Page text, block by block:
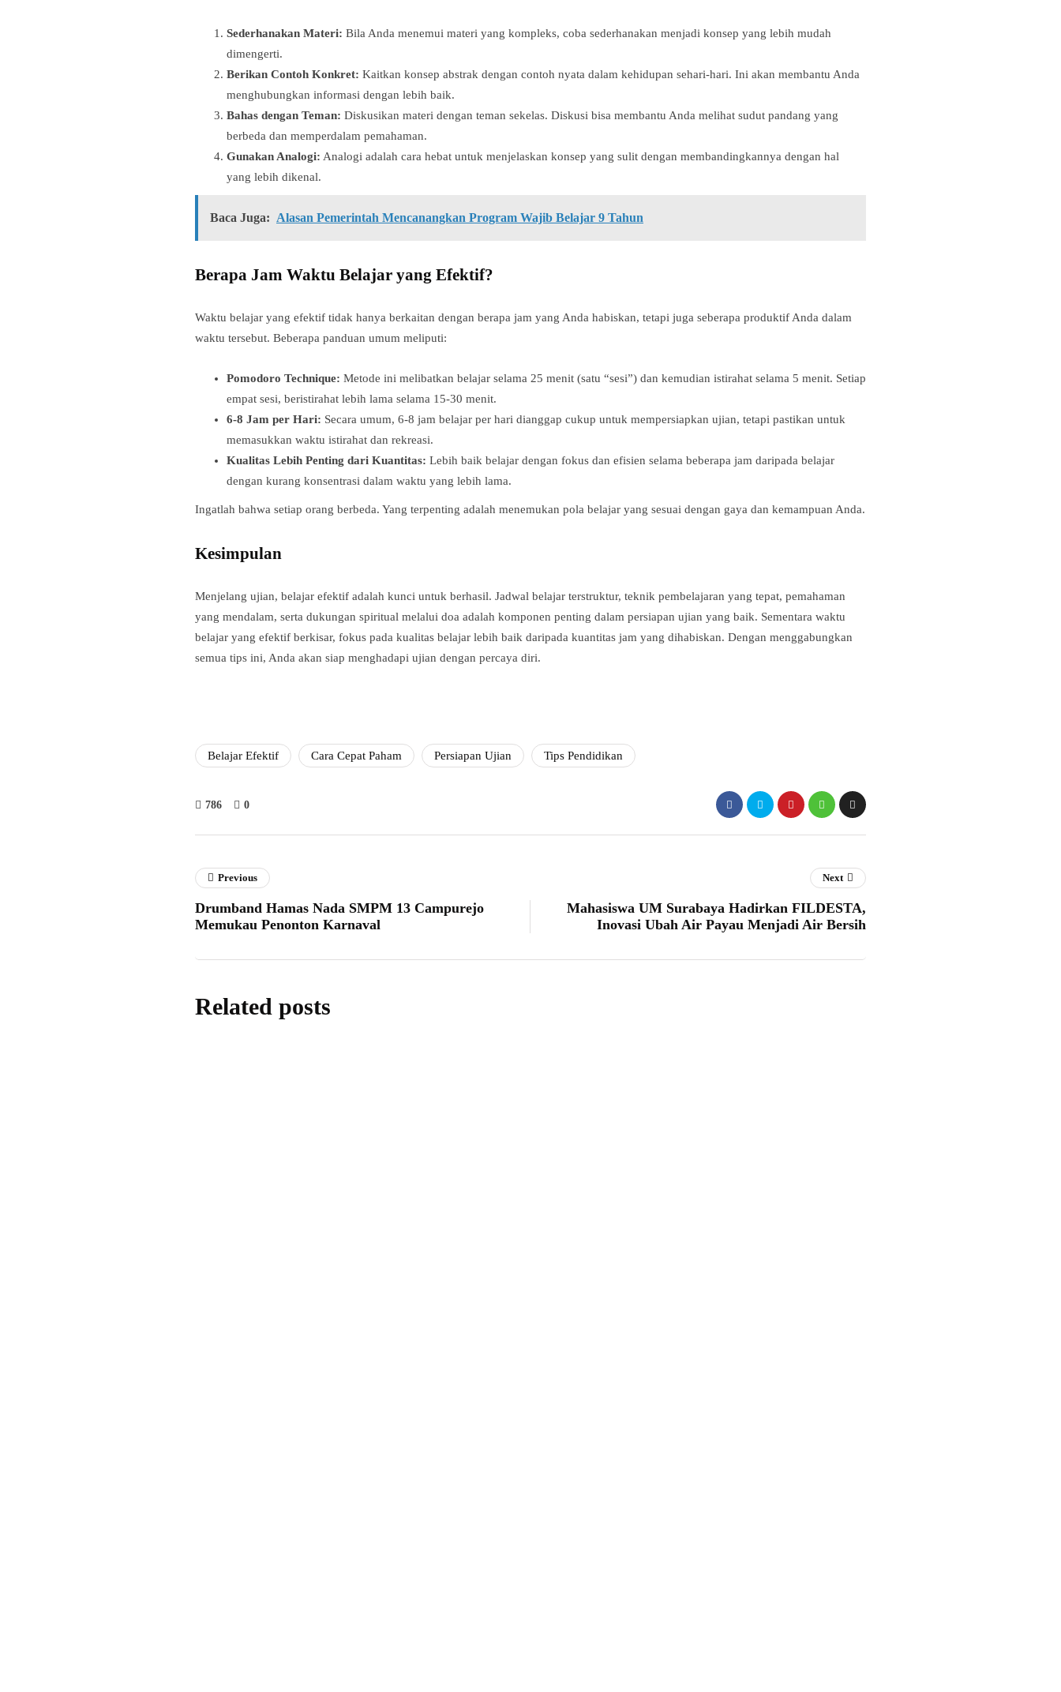
Sederhanakan Materi: Bila Anda menemui materi yang kompleks, coba sederhanakan menjadi konsep yang lebih mudah
dimengerti.
Berikan Contoh Konkret: Kaitkan konsep abstrak dengan contoh nyata dalam kehidupan sehari-hari. Ini akan membantu Anda
menghubungkan informasi dengan lebih baik.
Bahas dengan Teman: Diskusikan materi dengan teman sekelas. Diskusi bisa membantu Anda melihat sudut pandang yang
berbeda dan memperdalam pemahaman.
Gunakan Analogi: Analogi adalah cara hebat untuk menjelaskan konsep yang sulit dengan membandingkannya dengan hal
yang lebih dikenal.
Baca Juga: Alasan Pemerintah Mencanangkan Program Wajib Belajar 9 Tahun
Berapa Jam Waktu Belajar yang Efektif?
Waktu belajar yang efektif tidak hanya berkaitan dengan berapa jam yang Anda habiskan, tetapi juga seberapa produktif Anda dalam
waktu tersebut. Beberapa panduan umum meliputi:
Pomodoro Technique: Metode ini melibatkan belajar selama 25 menit (satu “sesi”) dan kemudian istirahat selama 5 menit. Setiap
empat sesi, beristirahat lebih lama selama 15-30 menit.
6-8 Jam per Hari: Secara umum, 6-8 jam belajar per hari dianggap cukup untuk mempersiapkan ujian, tetapi pastikan untuk
memasukkan waktu istirahat dan rekreasi.
Kualitas Lebih Penting dari Kuantitas: Lebih baik belajar dengan fokus dan efisien selama beberapa jam daripada belajar
dengan kurang konsentrasi dalam waktu yang lebih lama.
Ingatlah bahwa setiap orang berbeda. Yang terpenting adalah menemukan pola belajar yang sesuai dengan gaya dan kemampuan Anda.
Kesimpulan
Menjelang ujian, belajar efektif adalah kunci untuk berhasil. Jadwal belajar terstruktur, teknik pembelajaran yang tepat, pemahaman
yang mendalam, serta dukungan spiritual melalui doa adalah komponen penting dalam persiapan ujian yang baik. Sementara waktu
belajar yang efektif berkisar, fokus pada kualitas belajar lebih baik daripada kuantitas jam yang dihabiskan. Dengan menggabungkan
semua tips ini, Anda akan siap menghadapi ujian dengan percaya diri.
Belajar Efektif Cara Cepat Paham Persiapan Ujian Tips Pendidikan
786 0
Previous
Drumband Hamas Nada SMPM 13 Campurejo
Memukau Penonton Karnaval
Next
Mahasiswa UM Surabaya Hadirkan FILDESTA,
Inovasi Ubah Air Payau Menjadi Air Bersih
Related posts